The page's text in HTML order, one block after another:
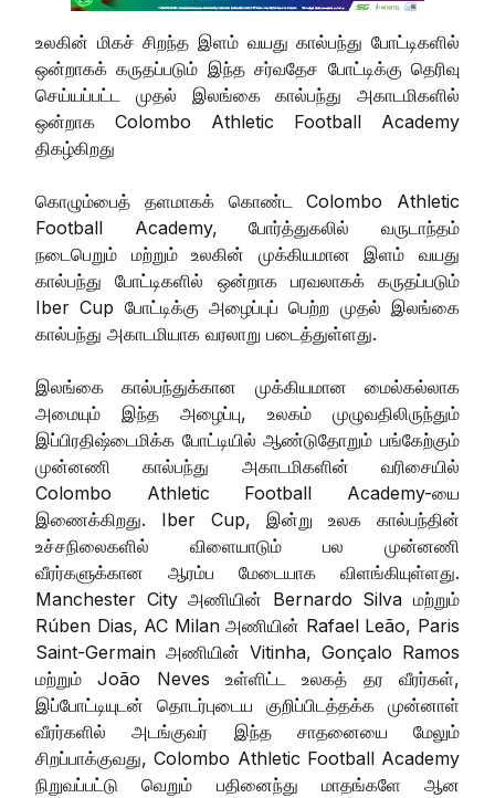
உலகின் மிகச் சிறந்த இளம் வயது கால்பந்து போட்டிகளில்
ஒன்றாகக் கருதப்படும் இந்த சர்வதேச போட்டிக்கு தெரிவு
செய்யப்பட்ட முதல் இலங்கை கால்பந்து அகாடமிகளில்
ஒன்றாக Colombo Athletic Football Academy
திகழ்கிறது
கொழும்பைத் தளமாகக் கொண்ட Colombo Athletic
Football Academy, போர்த்துகலில் வருடாந்தம்
நடைபெறும் மற்றும் உலகின் முக்கியமான இளம் வயது
கால்பந்து போட்டிகளில் ஒன்றாக பரவலாகக் கருதப்படும்
Iber Cup போட்டிக்கு அழைப்புப் பெற்ற முதல் இலங்கை
கால்பந்து அகாடமியாக வரலாறு படைத்துள்ளது.
இலங்கை கால்பந்துக்கான முக்கியமான மைல்கல்லாக
அமையும் இந்த அழைப்பு, உலகம் முழுவதிலிருந்தும்
இப்பிரதிஷ்டைமிக்க போட்டியில் ஆண்டுதோறும் பங்கேற்கும்
முன்னணி கால்பந்து அகாடமிகளின் வரிசையில்
Colombo Athletic Football Academy-யை
இணைக்கிறது. Iber Cup, இன்று உலக கால்பந்தின்
உச்சநிலைகளில் விளையாடும் பல முன்னணி
வீரர்களுக்கான ஆரம்ப மேடையாக விளங்கியுள்ளது.
Manchester City அணியின் Bernardo Silva மற்றும்
Rúben Dias, AC Milan அணியின் Rafael Leão, Paris
Saint-Germain அணியின் Vitinha, Gonçalo Ramos
மற்றும் João Neves உள்ளிட்ட உலகத் தர வீரர்கள்,
இப்போட்டியுடன் தொடர்புடைய குறிப்பிடத்தக்க முன்னாள்
வீரர்களில் அடங்குவர் இந்த சாதனையை மேலும்
சிறப்பாக்குவது, Colombo Athletic Football Academy
நிறுவப்பட்டு வெறும் பதினைந்து மாதங்களே ஆன